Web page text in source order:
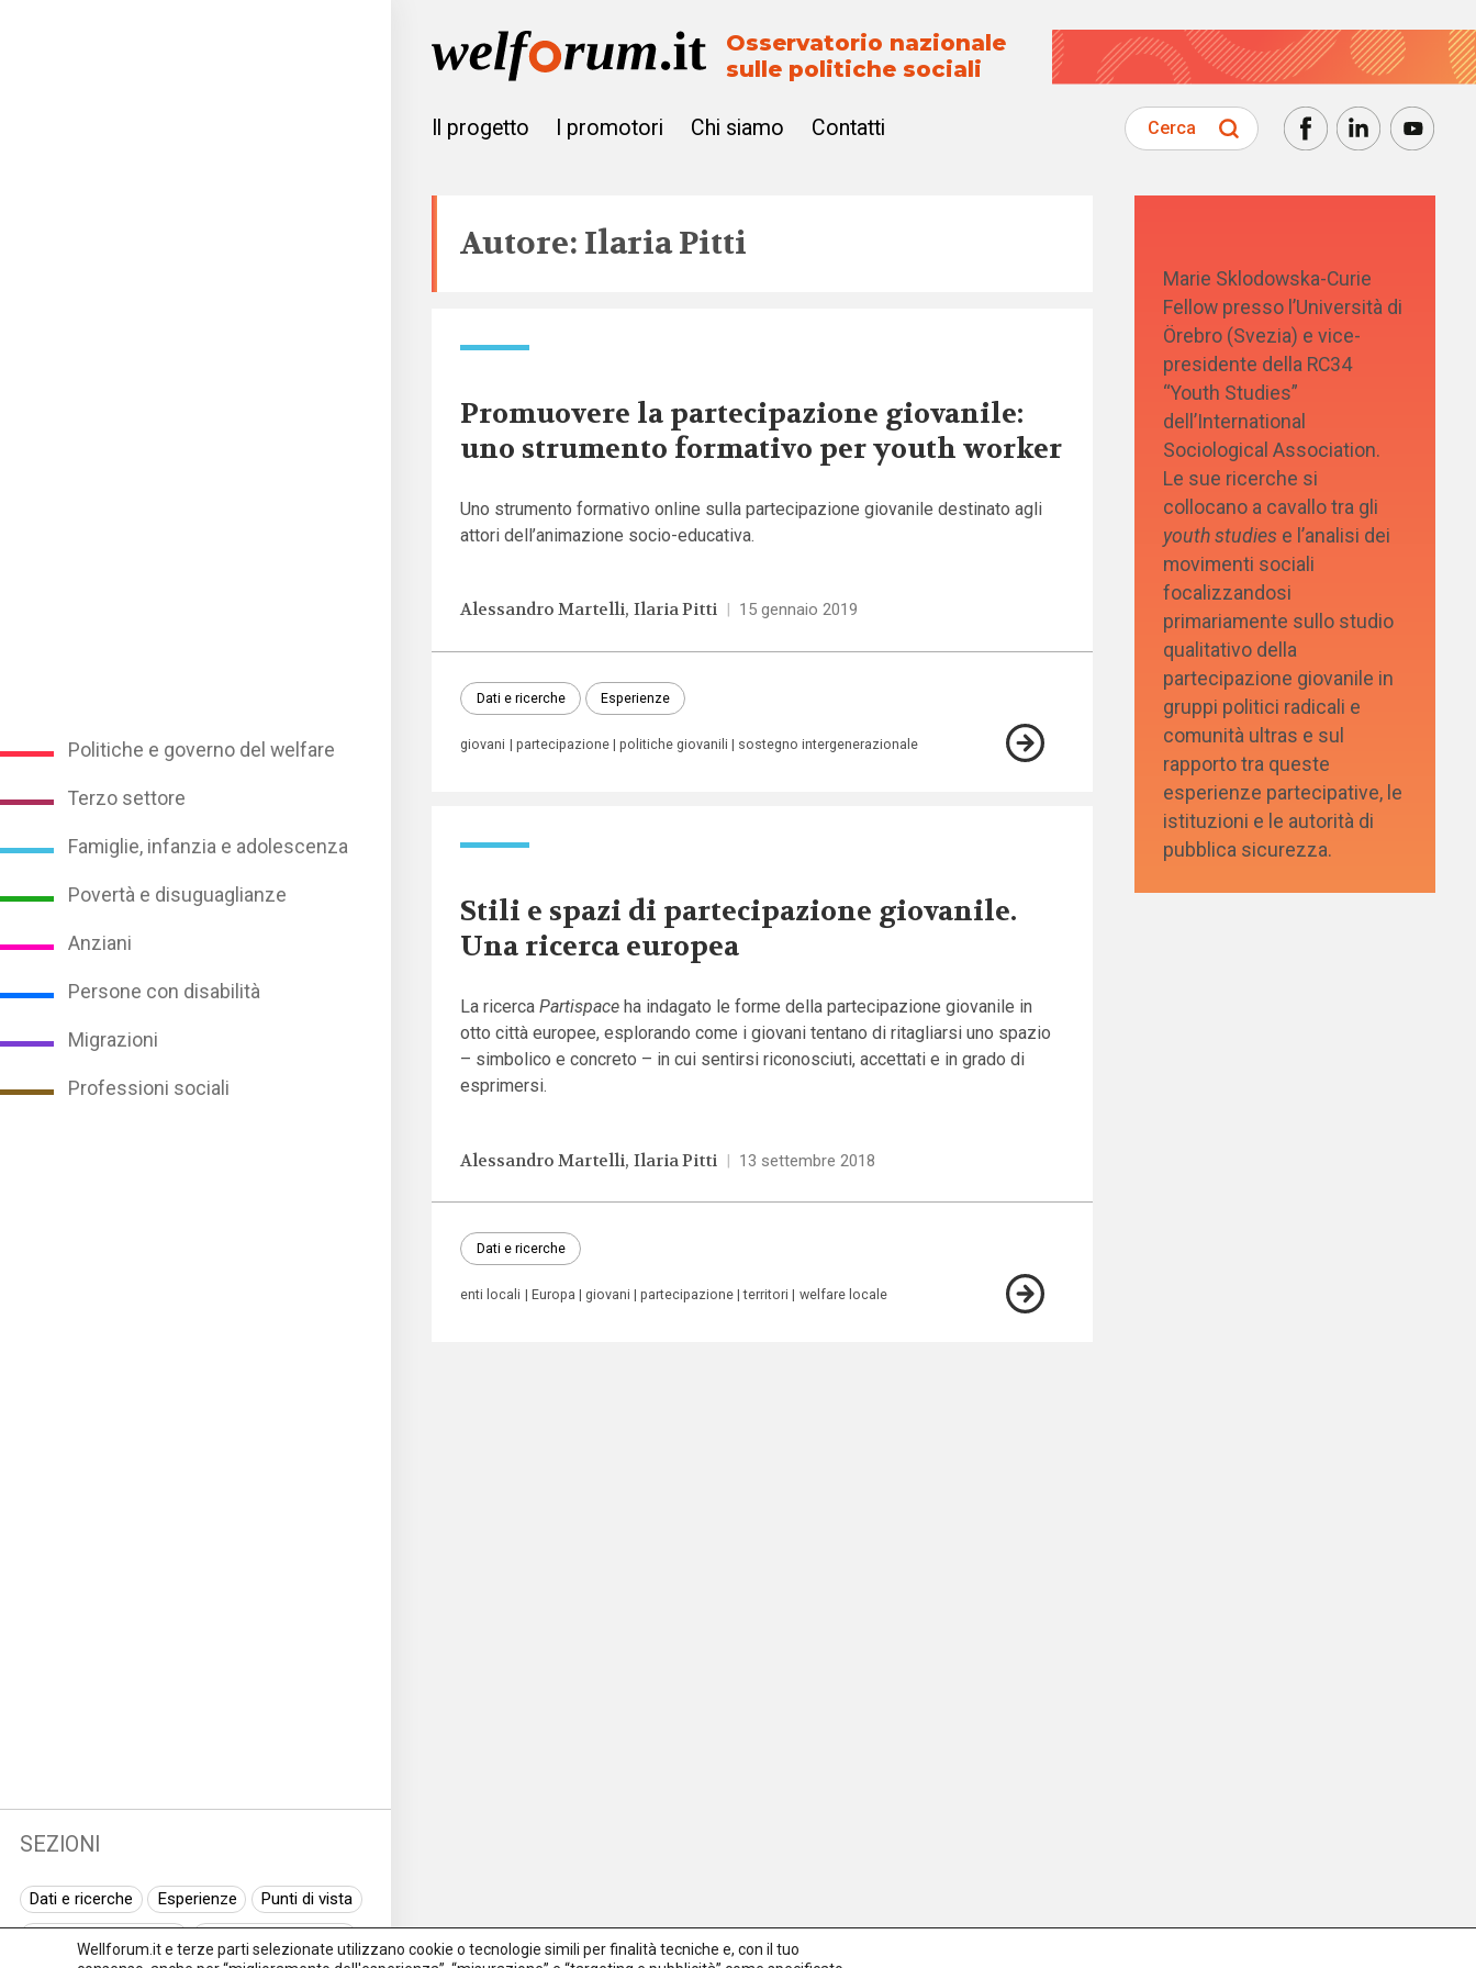
Politiche e governo del welfare
Terzo settore
Famiglie, infanzia e adolescenza
Povertà e disuguaglianze
Anziani
Persone con disabilità
Migrazioni
Professioni sociali
SEZIONI
Dati e ricerche Esperienze
Punti di vista
Osservatorio nazionale
sulle politiche sociali
Il progetto I promotori Chi siamo Contatti Cerca
Autore: Ilaria Pitti
Promuovere la partecipazione giovanile:
uno strumento formativo per youth worker
Uno strumento formativo online sulla partecipazione giovanile destinato agli
attori dell’animazione socio-educativa.
Alessandro Martelli Ilaria Pitti | 15 gennaio 2019
Dati e ricerche Esperienze
giovani partecipazione politiche giovanili sostegno intergenerazionale
Stili e spazi di partecipazione giovanile.
Una ricerca europea
La ricercaPartispace ha indagato le forme della partecipazione giovanile in
otto città europee, esplorando come i giovani tentano di ritagliarsi uno spazio
– simbolico e concreto – in cui sentirsi riconosciuti, accettati e in grado di
esprimersi.
Alessandro Martelli Ilaria Pitti | 13 settembre 2018
Dati e ricerche
enti locali Europa giovani partecipazione territori welfare locale
Marie Sklodowska-Curie
Fellow presso l’Università di
Örebro (Svezia) e vice-
presidente della RC34
“Youth Studies”
dell’International
Sociological Association.
Le sue ricerche si
collocano a cavallo tra gli
youth studies e l’analisi dei
movimenti sociali
focalizzandosi
primariamente sullo studio
qualitativo della
partecipazione giovanile in
gruppi politici radicali e
comunità ultras e sul
rapporto tra queste
esperienze partecipative, le
istituzioni e le autorità di
pubblica sicurezza.
Wellforum.it e terze parti selezionate utilizzano cookie o tecnologie simili per finalità tecniche e, con il tuo